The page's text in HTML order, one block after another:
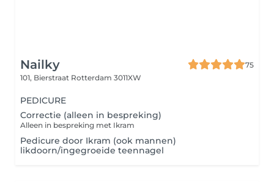
Nailky
75
101, Bierstraat Rotterdam 3011XW
PEDICURE
Correctie (alleen in bespreking)
Alleen in bespreking met Ikram
Pedicure door Ikram (ook mannen)
likdoorn/ingegroeide teennagel